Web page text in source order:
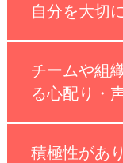
自分を大切
チームや組
る心配り・
積極性があ